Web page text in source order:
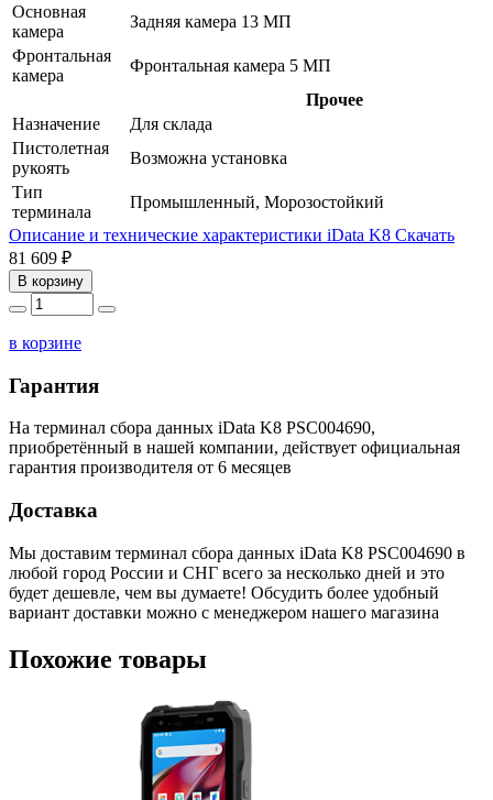
Основная
камера
Задняя камера 13 МП
Фронтальная
камера
Фронтальная камера 5 МП
Прочее
Назначение
Для склада
Пистолетная
рукоять
Возможна установка
Тип
терминала
Промышленный, Морозостойкий
Описание и технические характеристики iData K8 Скачать
81 609 ₽
В корзину
в корзине
Гарантия
На терминал сбора данных iData K8 PSC004690,
приобретённый в нашей компании, действует официальная
гарантия производителя от 6 месяцев
Доставка
Мы доставим терминал сбора данных iData K8 PSC004690 в
любой город России и СНГ всего за несколько дней и это
будет дешевле, чем вы думаете! Обсудить более удобный
вариант доставки можно с менеджером нашего магазина
Похожие товары